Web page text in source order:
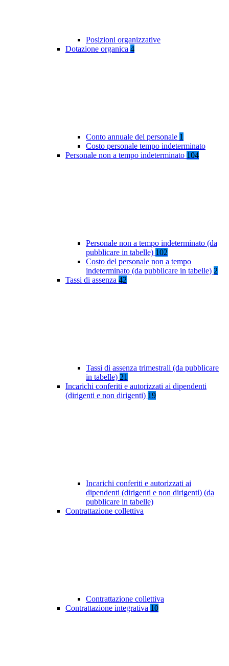
Posizioni organizzative
Dotazione organica 4
Conto annuale del personale 1
Costo personale tempo indeterminato
Personale non a tempo indeterminato 104
Personale non a tempo indeterminato (da
pubblicare in tabelle) 102
Costo del personale non a tempo
indeterminato (da pubblicare in tabelle) 2
Tassi di assenza 42
Tassi di assenza trimestrali (da pubblicare
in tabelle) 21
Incarichi conferiti e autorizzati ai dipendenti
(dirigenti e non dirigenti) 19
Incarichi conferiti e autorizzati ai
dipendenti (dirigenti e non dirigenti) (da
pubblicare in tabelle)
Contrattazione collettiva
Contrattazione collettiva
Contrattazione integrativa 10